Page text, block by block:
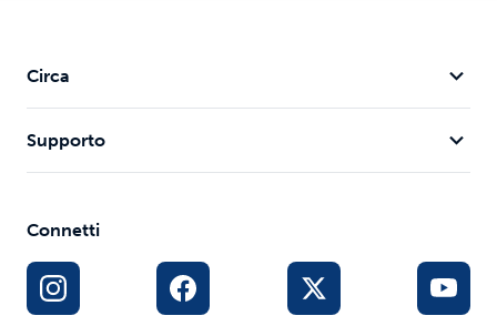
Circa
Supporto
Connetti